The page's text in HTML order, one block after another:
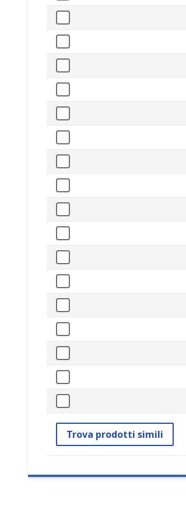
Trova prodotti simili